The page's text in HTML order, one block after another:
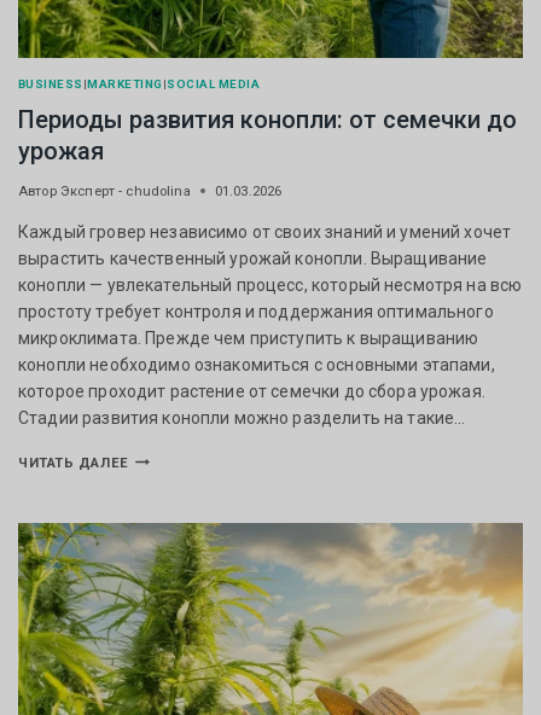
BUSINESS |MARKETING |SOCIAL MEDIA
Периоды развития конопли: от семечки до
урожая
Автор Эксперт - chudolina 01.03.2026
Каждый гровер независимо от своих знаний и умений хочет
вырастить качественный урожай конопли. Выращивание
конопли — увлекательный процесс, который несмотря на всю
простоту требует контроля и поддержания оптимального
микроклимата. Прежде чем приступить к выращиванию
конопли необходимо ознакомиться с основными этапами,
которое проходит растение от семечки до сбора урожая.
Стадии развития конопли можно разделить на такие…
ЧИТАТЬ ДАЛЕЕ